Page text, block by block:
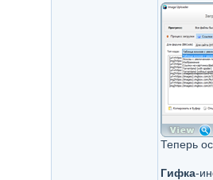
Теперь
Гифка-